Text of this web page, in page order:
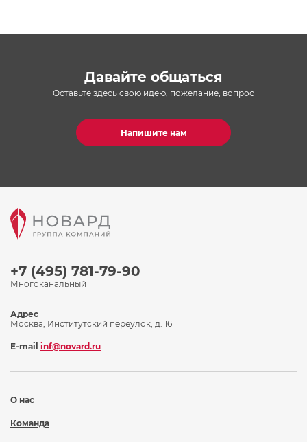
Давайте общаться
Оставьте здесь свою идею, пожелание, вопрос
Напишите нам
+7 (495) 781-79-90
Многоканальный
О нас
Команда
Адрес
Москва, Институтский переулок, д. 16
E-mail inf@novard.ru